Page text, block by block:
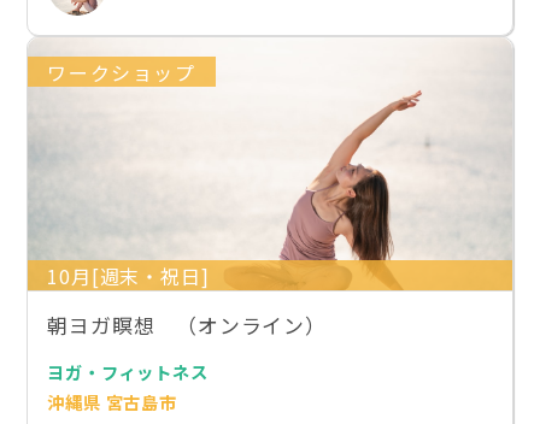
ワークショップ
10月[週末・祝日]
朝ヨガ瞑想 （オンライン）
ヨガ・フィットネス
沖縄県 宮古島市